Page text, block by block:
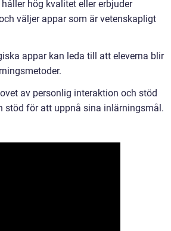
hög kvalitet eller erbjuder
väljer appar som är vetenskapligt
appar kan leda till att eleverna blir
av personlig interaktion och stöd
stöd för att uppnå sina inlärningsmål.